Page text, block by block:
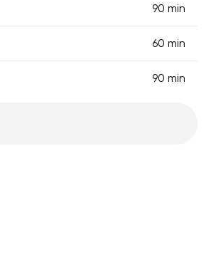
90 min
60 min
90 min